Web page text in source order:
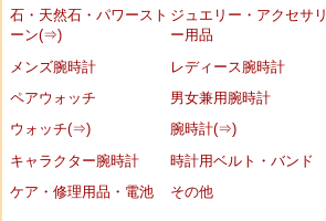
石・天然石・パワースト
ーン(⇒)
ジュエリー・アクセサリ
ー用品
メンズ腕時計
レディース腕時計
ペアウォッチ
男女兼用腕時計
ウォッチ(⇒)
腕時計(⇒)
キャラクター腕時計
時計用ベルト・バンド
ケア・修理用品・電池
その他